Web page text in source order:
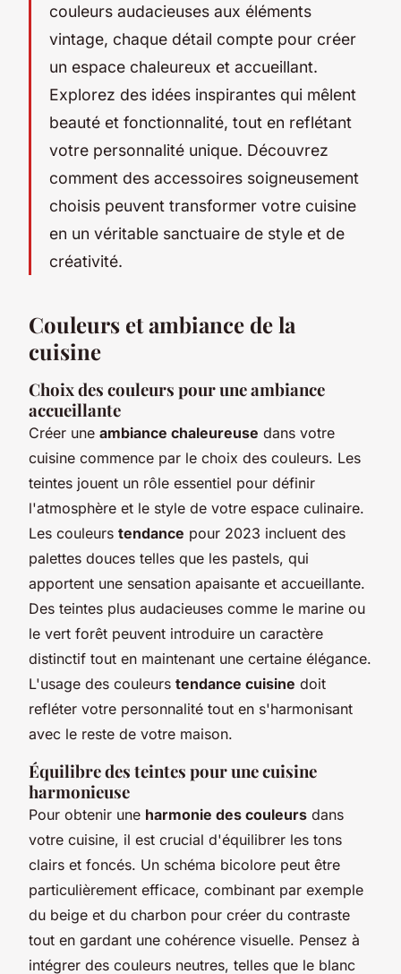
couleurs audacieuses aux éléments
vintage, chaque détail compte pour créer
un espace chaleureux et accueillant.
Explorez des idées inspirantes qui mêlent
beauté et fonctionnalité, tout en reflétant
votre personnalité unique. Découvrez
comment des accessoires soigneusement
choisis peuvent transformer votre cuisine
en un véritable sanctuaire de style et de
créativité.
Couleurs et ambiance de la
cuisine
Choix des couleurs pour une ambiance
accueillante
Créer une ambiance chaleureuse dans votre
cuisine commence par le choix des couleurs. Les
teintes jouent un rôle essentiel pour définir
l'atmosphère et le style de votre espace culinaire.
Les couleurs tendance pour 2023 incluent des
palettes douces telles que les pastels, qui
apportent une sensation apaisante et accueillante.
Des teintes plus audacieuses comme le marine ou
le vert forêt peuvent introduire un caractère
distinctif tout en maintenant une certaine élégance.
L'usage des couleurs tendance cuisine doit
refléter votre personnalité tout en s'harmonisant
avec le reste de votre maison.
Équilibre des teintes pour une cuisine
harmonieuse
Pour obtenir une harmonie des couleurs dans
votre cuisine, il est crucial d'équilibrer les tons
clairs et foncés. Un schéma bicolore peut être
particulièrement efficace, combinant par exemple
du beige et du charbon pour créer du contraste
tout en gardant une cohérence visuelle. Pensez à
intégrer des couleurs neutres, telles que le blanc